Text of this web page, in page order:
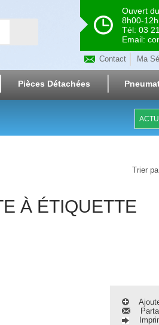
Ouvert
8h00-
Tél: 03
Email:
Contact Ma
Pièces Détachées
Trier
À ÉTIQUETTE